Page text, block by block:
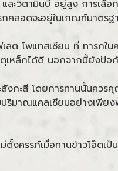
ะวิตามินบี อยู่สูง การเลื
คลอดจะอยู่ในเกณฑ์มาตรฐ
ต โพแทสเซียม ที่ ทารกใ
เหล็กได้ดี นอกจากนี้ยังป้
งกะสี โดยการทานนั้นค
มาณแคลเซียมอย่างเพีย
ครรภ์เมื่อทานข้าวโอ๊ตเป็